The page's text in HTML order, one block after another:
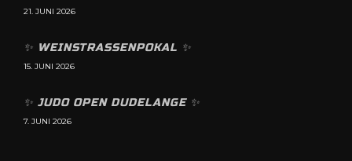
21. JUNI 2026
✨️ WEINSTRASSENPOKAL ✨️
15. JUNI 2026
✨️ JUDO OPEN DUDELANGE ✨️
7. JUNI 2026